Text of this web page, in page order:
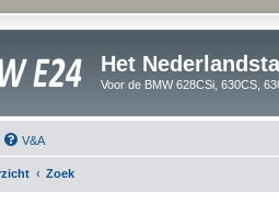
Het
Voor de BMW 628CSi, 630CS,
V&A
Zoek